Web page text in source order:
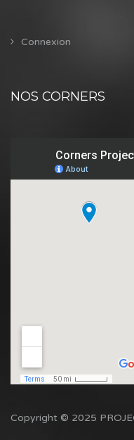
Connexion
NOS CORNERS
Copyright © 2025